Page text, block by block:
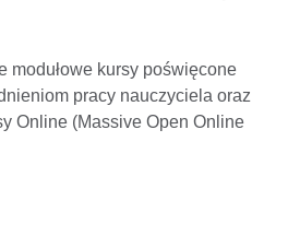
modułowe kursy poświęcone
pracy nauczyciela oraz
Online (Massive Open Online